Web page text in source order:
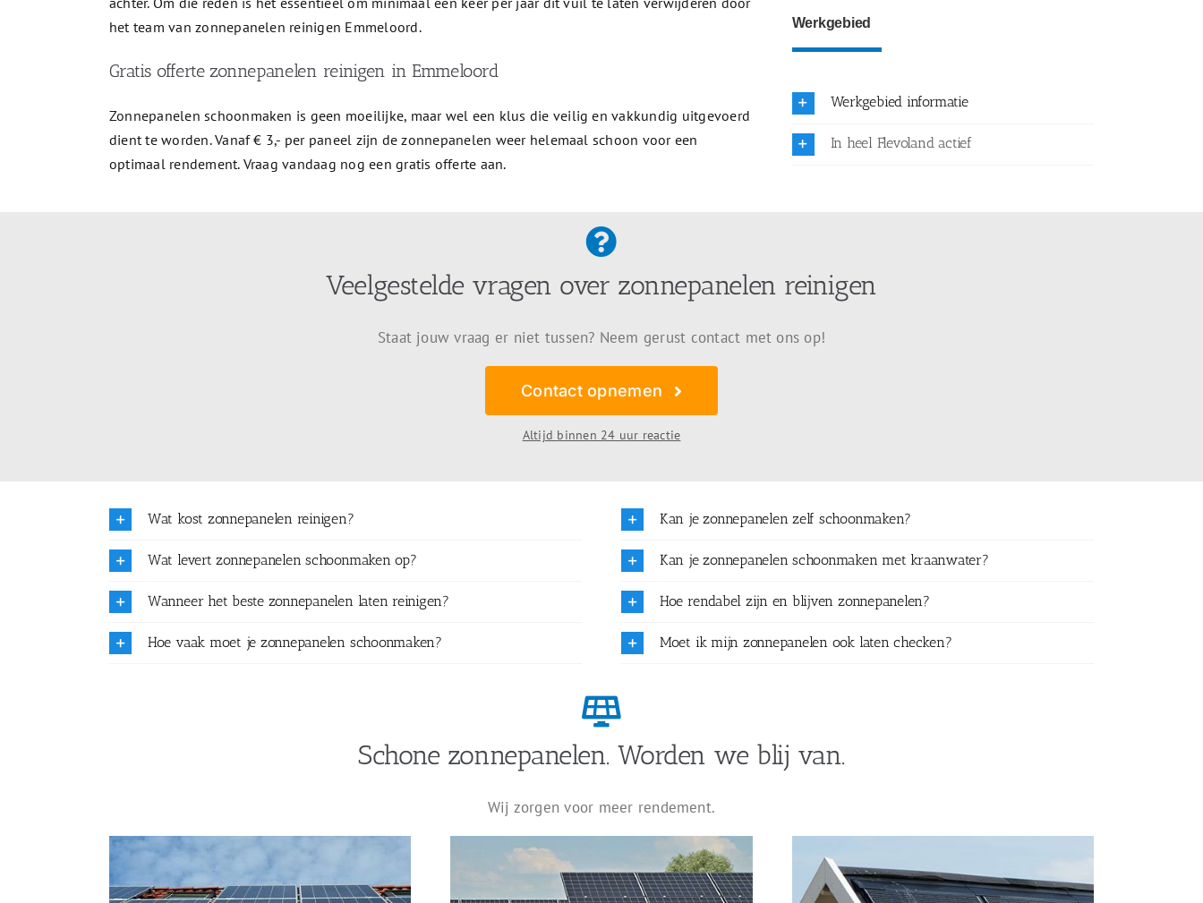
het team van zonnepanelen reinigen Emmeloord.
Gratis offerte zonnepanelen reinigen in Emmeloord
Zonnepanelen schoonmaken is geen moeilijke, maar wel een klus die veilig en vakkundig uitgevoerd
dient te worden. Vanaf € 3,- per paneel zijn de zonnepanelen weer helemaal schoon voor een
optimaal rendement. Vraag vandaag nog een gratis offerte aan.
Werkgebied
Werkgebied informatie
In heel Flevoland actief
Veelgestelde vragen over zonnepanelen reinigen
Staat jouw vraag er niet tussen? Neem gerust contact met ons op!
Contact opnemen
Altijd binnen 24 uur reactie
Wat kost zonnepanelen reinigen?
Wat levert zonnepanelen schoonmaken op?
Wanneer het beste zonnepanelen laten reinigen?
Hoe vaak moet je zonnepanelen schoonmaken?
Kan je zonnepanelen zelf schoonmaken?
Kan je zonnepanelen schoonmaken met kraanwater?
Hoe rendabel zijn en blijven zonnepanelen?
Moet ik mijn zonnepanelen ook laten checken?
Schone zonnepanelen. Worden we blij van.
Wij zorgen voor meer rendement.